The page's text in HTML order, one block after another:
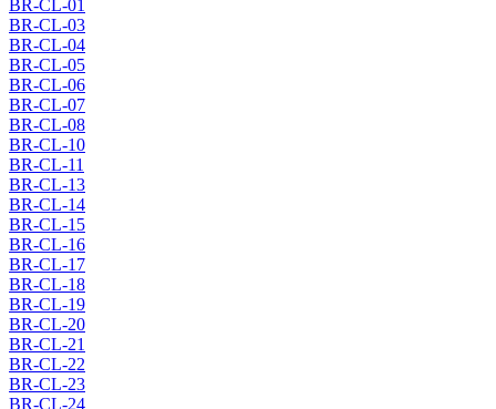
BR-CL-01
BR-CL-03
BR-CL-04
BR-CL-05
BR-CL-06
BR-CL-07
BR-CL-08
BR-CL-10
BR-CL-11
BR-CL-13
BR-CL-14
BR-CL-15
BR-CL-16
BR-CL-17
BR-CL-18
BR-CL-19
BR-CL-20
BR-CL-21
BR-CL-22
BR-CL-23
BR-CL-24